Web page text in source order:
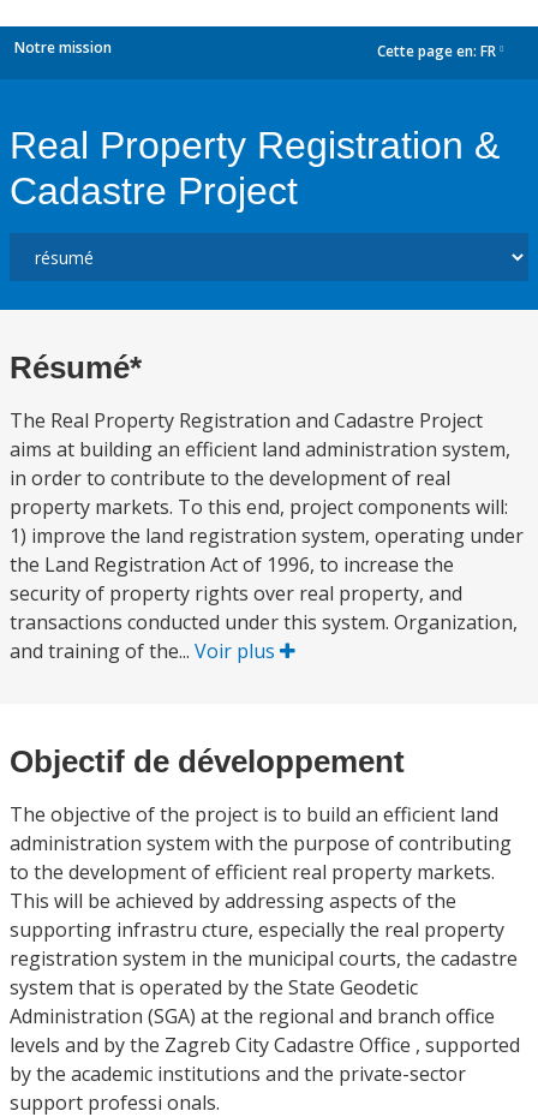
Notre mission Cette page en: FR
Real Property Registration &
Cadastre Project
Résumé*
The Real Property Registration and Cadastre Project
aims at building an efficient land administration system,
in order to contribute to the development of real
property markets. To this end, project components will:
1) improve the land registration system, operating under
the Land Registration Act of 1996, to increase the
security of property rights over real property, and
transactions conducted under this system. Organization,
and training of the... Voir plus
Objectif de développement
The objective of the project is to build an efficient land
administration system with the purpose of contributing
to the development of efficient real property markets.
This will be achieved by addressing aspects of the
supporting infrastru cture, especially the real property
registration system in the municipal courts, the cadastre
system that is operated by the State Geodetic
Administration (SGA) at the regional and branch office
levels and by the Zagreb City Cadastre Office , supported
by the academic institutions and the private-sector
support professi onals.